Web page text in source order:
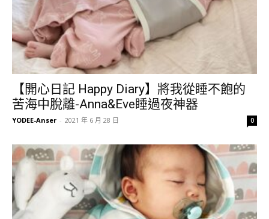
【開心日記 Happy Diary】將我從睡不飽的
苦海中脫離-Anna&Eve睡過夜神器
YODEE-Anser - 2021 年 6 月 28 日 0